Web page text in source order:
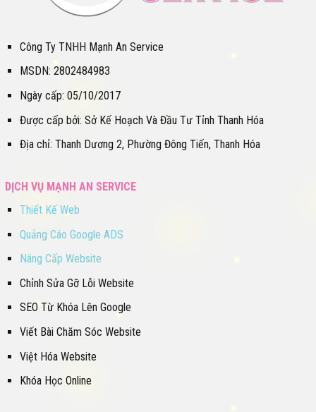
Công Ty TNHH Mạnh An Service
MSDN: 2802484983
Ngày cấp: 05/10/2017
Được cấp bởi: Sở Kế Hoạch Và Đầu Tư Tỉnh Thanh Hóa
Địa chỉ: Thanh Dương 2, Phường Đông Tiến, Thanh Hóa
DỊCH VỤ MẠNH AN SERVICE
Thiết Kế Web
Quảng Cáo Google ADS
Nâng Cấp Website
Chỉnh Sửa Gỡ Lỗi Website
SEO Từ Khóa Lên Google
Viết Bài Chăm Sóc Website
Việt Hóa Website
Khóa Học Online